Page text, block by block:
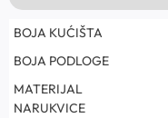
BOJA KUĆIŠTA
BOJA PODLOGE
MATERIJAL
NARUKVICE